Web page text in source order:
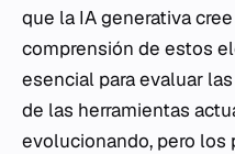
que la IA generativa
comprensión de estos
esencial para evaluar
de las herramientas
evolucionando, pero